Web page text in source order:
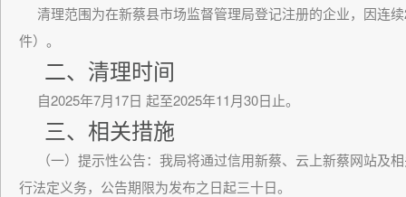
清理范围为在新蔡县市场监督管理局登记注册的企业，因连
件）。
二、清理时间
自2025年7月17日 起至2025年11月30日止。
三、相关措施
（一） 提示性公告：我局将通过信用新蔡、云上新蔡网站及
行法定义务，公告期限为发布之日起三十日。